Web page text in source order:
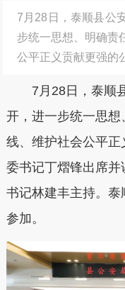
7月28日，泰顺县公
步统一思想、明确责
公平正义贡献更强的
7月28日，泰顺
开，进一步统一思
线、维护社会公平
委书记丁熠锋出席
书记林建丰主持。
参加。